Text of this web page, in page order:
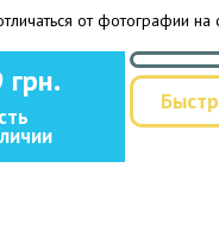
от фотографии на
грн.